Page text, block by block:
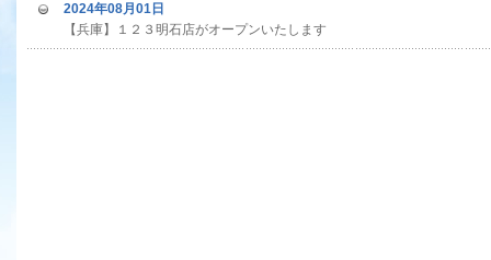
2024年08月01日
【兵庫】１２３明石店がオープンいたします